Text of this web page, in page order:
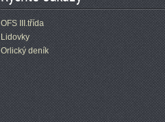
OFS III.třída
Lidovky
Orlický deník